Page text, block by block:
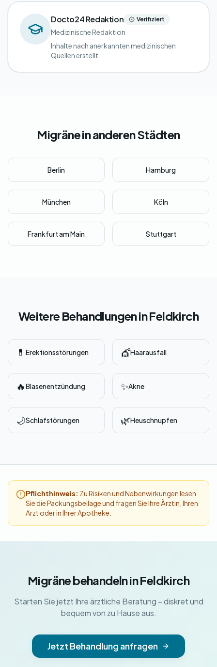
Docto24 Redaktion Verifiziert
Medizinische Redaktion
Inhalte nach anerkannten medizinischen
Quellen erstellt
Migräne in anderen Städten
Berlin Hamburg
München Köln
Frankfurt am Main Stuttgart
Weitere Behandlungen in Feldkirch
💊 Erektionsstörungen 💇Haarausfall
🔥Blasenentzündung ✨Akne
🌙Schlafstörungen 🌿Heuschnupfen
Pflichthinweis: Zu Risiken und Nebenwirkungen lesen
Sie die Packungsbeilage und fragen Sie Ihre Ärztin, Ihren
Arzt oder in Ihrer Apotheke.
Migräne behandeln in Feldkirch
Starten Sie jetzt Ihre ärztliche Beratung – diskret und
bequem von zu Hause aus.
Jetzt Behandlung anfragen